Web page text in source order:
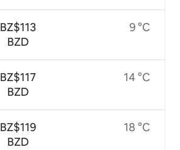
BZ$113
BZD
BZ$117
BZD
BZ$119
BZD
9 °C
14 °C
18 °C